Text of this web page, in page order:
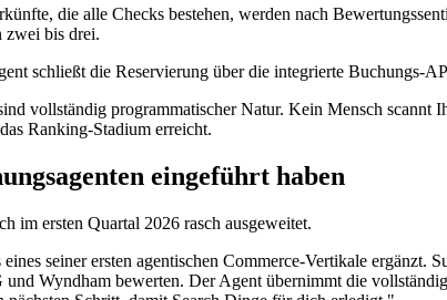
die alle Checks bestehen, werden nach
zwei bis drei.
schließt die Reservierung über die integrierte Buchungs-
vollständig programmatischer Natur. Kein Mensch
Ranking-Stadium erreicht.
eingeführt haben
im ersten Quartal 2026 rasch ausgeweitet.
seiner ersten agentischen Commerce-Vertikale
Wyndham bewerten. Der Agent übernimmt die